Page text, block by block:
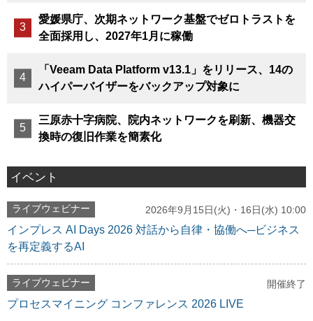
愛媛県庁、次期ネットワーク基盤でゼロトラストを
全面採用し、2027年1月に稼働
「Veeam Data Platform v13.1」をリリース、14の
ハイパーバイザーをバックアップ対象に
三原赤十字病院、院内ネットワークを刷新、機器交
換時の復旧作業を簡素化
イベント
ライブウェビナー 2026年9月15日(火)・16日(水) 10:00
インプレス AI Days 2026 対話から自律・協働へ─ビジネス
を再定義するAI
ライブウェビナー 開催終了
プロセスマイニング コンファレンス 2026 LIVE